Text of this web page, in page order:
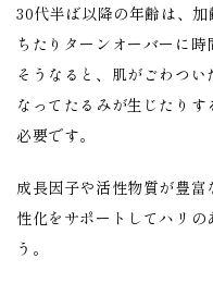
30代半ば以降の年齢は、
ちたりターンオーバーに時
そうなると、肌がごわつ
なってたるみが生じたり
必要です。
成長因子や活性物質が豊
性化をサポートしてハリの
う。